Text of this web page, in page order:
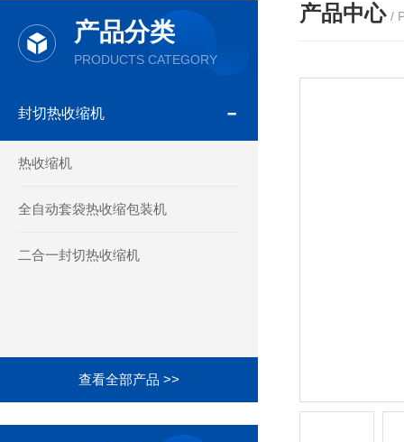
产品分类
PRODUCTS CATEGORY
封切热收缩机
热收缩机
全自动套袋热收缩包装机
二合一封切热收缩机
查看全部产品 >>
产品中心 /